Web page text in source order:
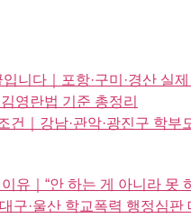
니다｜포항·구미·경산 실
영란법 기준 총정리
｜강남·관악·광진구 학부
유｜“안 하는 게 아니라 못
구·울산 학교폭력 행정심판